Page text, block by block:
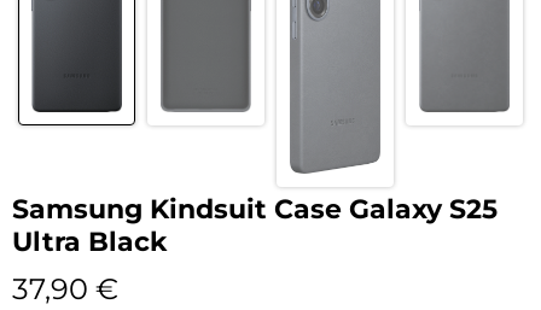
Samsung Kindsuit Case Galaxy S25
Ultra Black
37,90 €